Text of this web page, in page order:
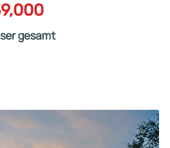
gesamt